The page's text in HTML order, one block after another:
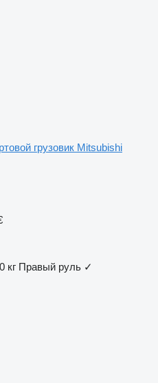
грузовик Mitsubishi
кг Правый руль ✓